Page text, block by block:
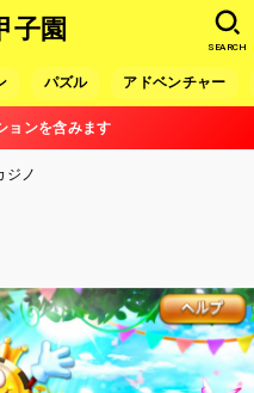
子園
パズル アドベンチャー
SEARCH
ョンを含みます
ジノ